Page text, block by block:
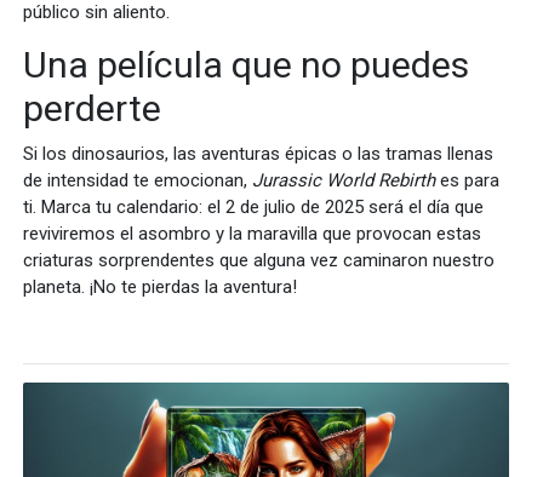
público sin aliento.
Una película que no puedes
perderte
Si los dinosaurios, las aventuras épicas o las tramas llenas
de intensidad te emocionan, Jurassic World Rebirthes para
ti. Marca tu calendario: el 2 de julio de 2025 será el día que
reviviremos el asombro y la maravilla que provocan estas
criaturas sorprendentes que alguna vez caminaron nuestro
planeta. ¡No te pierdas la aventura!